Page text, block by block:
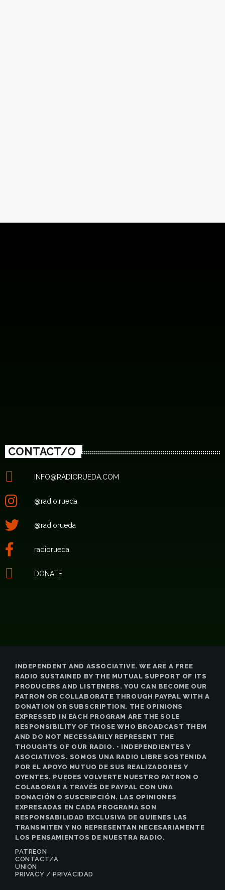
CONTACT/O
INFO@RADIORUEDA.COM
@radio.rueda
@radiorueda
radiorueda
DONATE
INDEPENDENT AND ASSOCIATIVE. WE ARE A FREE
RADIO SUSTAINED BY THE MUTUAL SUPPORT OF ITS
PRODUCERS AND LISTENERS. YOU CAN BECOME OUR
PATRON OR COLLABORATE THROUGH PAYPAL WITH A
DONATION OR SUBSCRIPTION. THE OPINIONS
EXPRESSED IN EACH PROGRAM ARE THE SOLE
RESPONSIBILITY OF THOSE WHO BROADCAST THEM
AND DO NOT NECESSARILY REPRESENT THE
THOUGHTS OF OUR RADIO. • INDEPENDIENTES Y
ASOCIATIVOS. SOMOS UNA RADIO LIBRE SOSTENIDA
POR EL APOYO MUTUO DE SUS REALIZADORES Y
OYENTES. PUEDES VOLVERTE NUESTRO PATRON O
COLABORAR A TRAVÉS DE PAYPAL CON UNA
DONACIÓN O SUSCRIPCIÓN. LAS OPINIONES
EXPRESADAS EN CADA PROGRAMA SON
RESPONSABILIDAD EXCLUSIVA DE QUIENES LAS
TRANSMITEN Y NO REPRESENTAN NECESARIAMENTE
LOS PENSAMIENTOS DE NUESTRA RADIO.
PATREON
CONTACT/A
UNION
PRIVACY / PRIVACIDAD